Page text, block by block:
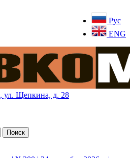
Рус
ENG
ул. Щепкина, д. 28